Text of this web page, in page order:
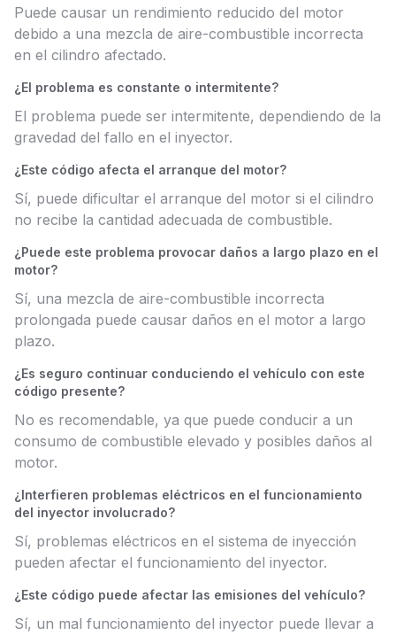
Puede causar un rendimiento reducido del motor
debido a una mezcla de aire-combustible incorrecta
en el cilindro afectado.
¿El problema es constante o intermitente?
El problema puede ser intermitente, dependiendo de la
gravedad del fallo en el inyector.
¿Este código afecta el arranque del motor?
Sí, puede dificultar el arranque del motor si el cilindro
no recibe la cantidad adecuada de combustible.
¿Puede este problema provocar daños a largo plazo en el
motor?
Sí, una mezcla de aire-combustible incorrecta
prolongada puede causar daños en el motor a largo
plazo.
¿Es seguro continuar conduciendo el vehículo con este
código presente?
No es recomendable, ya que puede conducir a un
consumo de combustible elevado y posibles daños al
motor.
¿Interfieren problemas eléctricos en el funcionamiento
del inyector involucrado?
Sí, problemas eléctricos en el sistema de inyección
pueden afectar el funcionamiento del inyector.
¿Este código puede afectar las emisiones del vehículo?
Sí, un mal funcionamiento del inyector puede llevar a